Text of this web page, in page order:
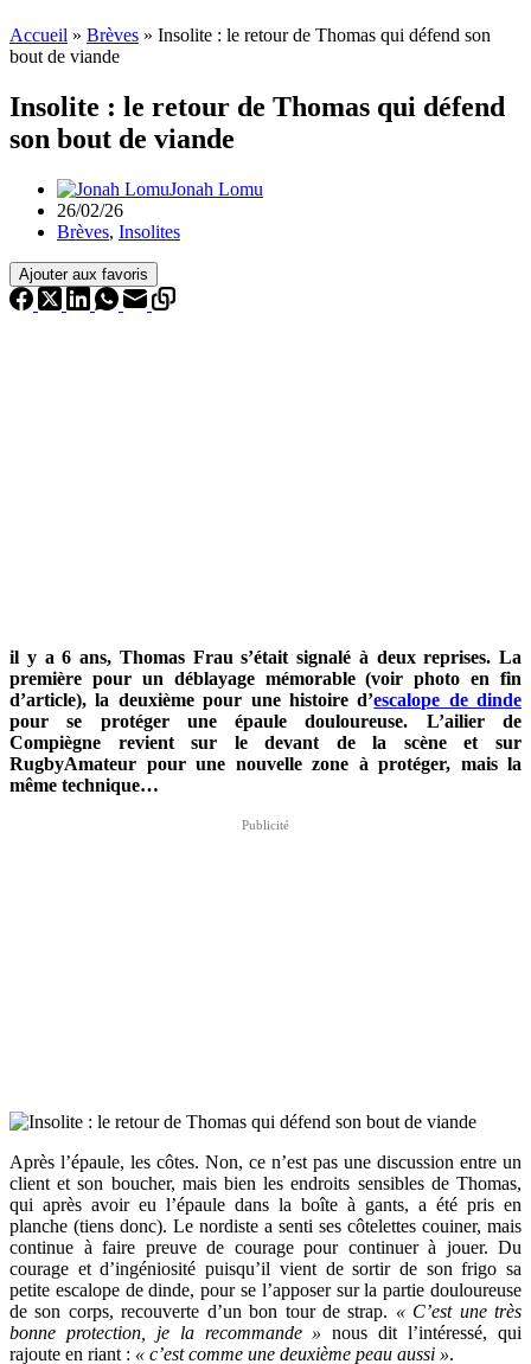
Accueil » Brèves » Insolite : le retour de Thomas qui défend son
bout de viande
Insolite : le retour de Thomas qui défend
son bout de viande
Jonah Lomu
26/02/26
Brèves, Insolites
Ajouter aux favoris
il y a 6 ans, Thomas Frau s’était signalé à deux reprises. La
première pour un déblayage mémorable (voir photo en fin
d’article), la deuxième pour une histoire d’escalope de dinde
pour se protéger une épaule douloureuse. L’ailier de
Compiègne revient sur le devant de la scène et sur
RugbyAmateur pour une nouvelle zone à protéger, mais la
même technique…
Après l’épaule, les côtes. Non, ce n’est pas une discussion entre un
client et son boucher, mais bien les endroits sensibles de Thomas,
qui après avoir eu l’épaule dans la boîte à gants, a été pris en
planche (tiens donc). Le nordiste a senti ses côtelettes couiner, mais
continue à faire preuve de courage pour continuer à jouer. Du
courage et d’ingéniosité puisqu’il vient de sortir de son frigo sa
petite escalope de dinde, pour se l’apposer sur la partie douloureuse
de son corps, recouverte d’un bon tour de strap. « C’est une très
bonne protection, je la recommande » nous dit l’intéressé, qui
rajoute en riant : « c’est comme une deuxième peau aussi ».